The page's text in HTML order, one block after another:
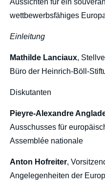
wettbewerbsfähiges
Einleitung
Mathilde Lanciaux,
Büro der Heinrich-Böll-
Diskutanten
Pieyre-Alexandre
Ausschusses für
Assemblée nationale
Anton Hofreiter,
Angelegenheiten der